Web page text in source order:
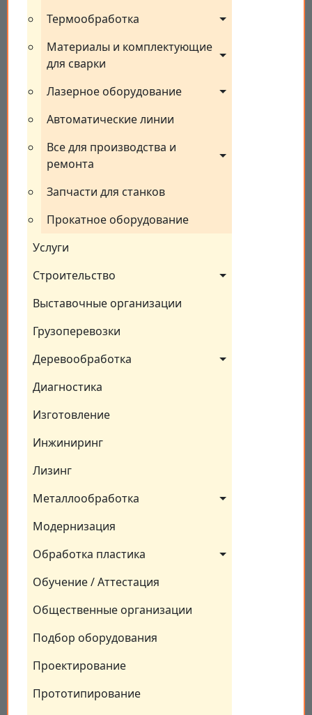
Термообработка
Материалы и комплектующие
для сварки
Лазерное оборудование
Автоматические линии
Все для производства и
ремонта
Запчасти для станков
Прокатное оборудование
Услуги
Строительство
Выставочные организации
Грузоперевозки
Деревообработка
Диагностика
Изготовление
Инжиниринг
Лизинг
Металлообработка
Модернизация
Обработка пластика
Обучение / Аттестация
Общественные организации
Подбор оборудования
Проектирование
Прототипирование